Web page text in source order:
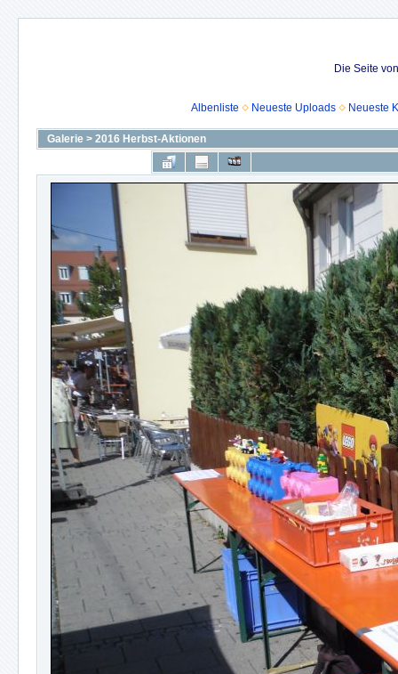
Die Seite
Albenliste Neueste Uploads Neueste
Galerie > 2016 Herbst-Aktionen